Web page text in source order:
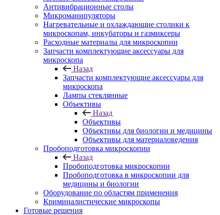
Антивибрационные столы
Микроманипуляторы
Нагревательные и охлаждающие столики к
микроскопам, инкубаторы и газмиксеры
Расходные материалы для микроскопии
Запчасти комплектующие аксессуары для
микроскопа
Назад
Запчасти комплектующие аксессуары для
микроскопа
Лампы стеклянные
Объективы
Назад
Объективы
Объективы для биологии и медицины
Объективы для материаловедения
Пробоподготовка микроскопии
Назад
Пробоподготовка микроскопии
Пробоподготовка в микроскопии для
медицины и биологии
Оборудование по областям применения
Криминалистические микроскопы
Готовые решения